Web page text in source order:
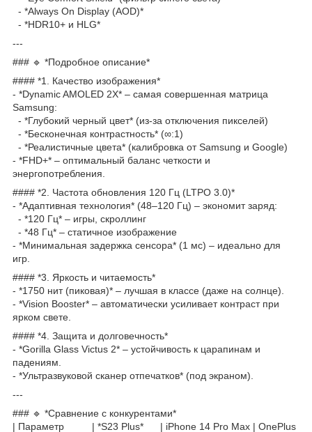
- *Always On Display (AOD)*
- *HDR10+ и HLG*
---
### 🔹 *Подробное описание*
#### *1. Качество изображения*
- *Dynamic AMOLED 2X* – самая совершенная матрица
Samsung:
- *Глубокий черный цвет* (из-за отключения пикселей)
- *Бесконечная контрастность* (∞:1)
- *Реалистичные цвета* (калибровка от Samsung и Google)
- *FHD+* – оптимальный баланс четкости и
энергопотребления.
#### *2. Частота обновления 120 Гц (LTPO 3.0)*
- *Адаптивная технология* (48–120 Гц) – экономит заряд:
- *120 Гц* – игры, скроллинг
- *48 Гц* – статичное изображение
- *Минимальная задержка сенсора* (1 мс) – идеально для
игр.
#### *3. Яркость и читаемость*
- *1750 нит (пиковая)* – лучшая в классе (даже на солнце).
- *Vision Booster* – автоматически усиливает контраст при
ярком свете.
#### *4. Защита и долговечность*
- *Gorilla Glass Victus 2* – устойчивость к царапинам и
падениям.
- *Ультразвуковой сканер отпечатков* (под экраном).
---
### 🔹 *Сравнение с конкурентами*
| Параметр | *S23 Plus* | iPhone 14 Pro Max | OnePlus